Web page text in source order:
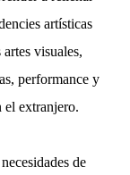
artísticas
visuales,
performance y
el extranjero.
de